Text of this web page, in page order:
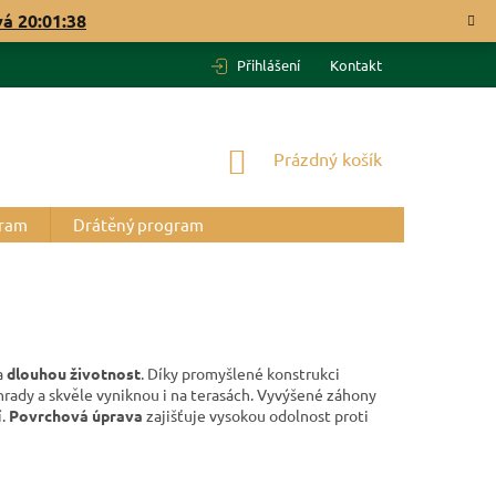
20:01:37
Přihlášení Kontakt
NÁKUPNÍ
Prázdný košík
Drátěný program
dlouhou životnost. Díky promyšlené konstrukci
a skvěle vyniknou i na terasách. Vyvýšené záhony
Povrchová úprava zajišťuje vysokou odolnost proti